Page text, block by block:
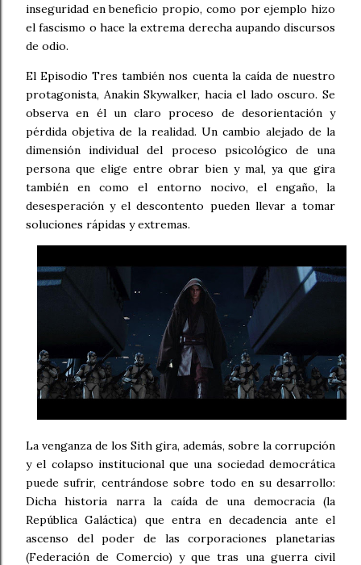
inseguridad en beneficio propio, como por ejemplo hizo
el fascismo o hace la extrema derecha aupando discursos
de odio.
El Episodio Tres también nos cuenta la caída de nuestro
protagonista, Anakin Skywalker, hacia el lado oscuro. Se
observa en él un claro proceso de desorientación y
pérdida objetiva de la realidad. Un cambio alejado de la
dimensión individual del proceso psicológico de una
persona que elige entre obrar bien y mal, ya que gira
también en como el entorno nocivo, el engaño, la
desesperación y el descontento pueden llevar a tomar
soluciones rápidas y extremas.
La venganza de los Sith gira, además, sobre la corrupción
y el colapso institucional que una sociedad democrática
puede sufrir, centrándose sobre todo en su desarrollo:
Dicha historia narra la caída de una democracia (la
República Galáctica) que entra en decadencia ante el
ascenso del poder de las corporaciones planetarias
(Federación de Comercio) y que tras una guerra civil